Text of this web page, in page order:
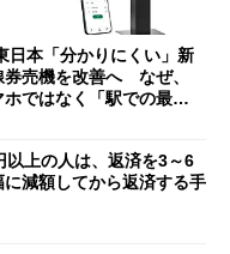
日本「分かりにくい」新
券売機を改善へ なぜ、
ホではなく「駅での最短
以上の人は、返済を3～6
減額してから返済する手